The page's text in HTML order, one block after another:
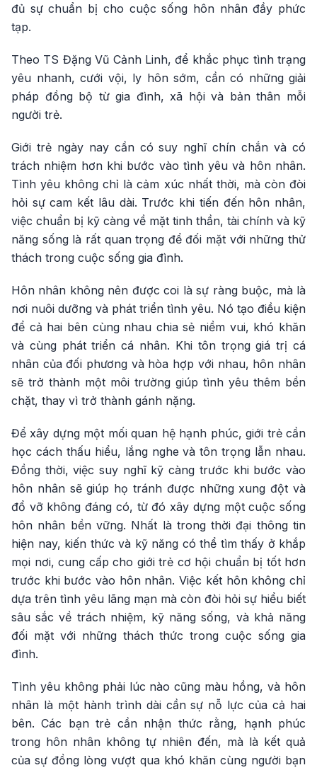
đủ sự chuẩn bị cho cuộc sống hôn nhân đầy phức
tạp.
Theo TS Đặng Vũ Cảnh Linh, để khắc phục tình trạng
yêu nhanh, cưới vội, ly hôn sớm, cần có những giải
pháp đồng bộ từ gia đình, xã hội và bản thân mỗi
người trẻ.
Giới trẻ ngày nay cần có suy nghĩ chín chắn và có
trách nhiệm hơn khi bước vào tình yêu và hôn nhân.
Tình yêu không chỉ là cảm xúc nhất thời, mà còn đòi
hỏi sự cam kết lâu dài. Trước khi tiến đến hôn nhân,
việc chuẩn bị kỹ càng về mặt tinh thần, tài chính và kỹ
năng sống là rất quan trọng để đối mặt với những thử
thách trong cuộc sống gia đình.
Hôn nhân không nên được coi là sự ràng buộc, mà là
nơi nuôi dưỡng và phát triển tình yêu. Nó tạo điều kiện
để cả hai bên cùng nhau chia sẻ niềm vui, khó khăn
và cùng phát triển cá nhân. Khi tôn trọng giá trị cá
nhân của đối phương và hòa hợp với nhau, hôn nhân
sẽ trở thành một môi trường giúp tình yêu thêm bền
chặt, thay vì trở thành gánh nặng.
Để xây dựng một mối quan hệ hạnh phúc, giới trẻ cần
học cách thấu hiểu, lắng nghe và tôn trọng lẫn nhau.
Đồng thời, việc suy nghĩ kỹ càng trước khi bước vào
hôn nhân sẽ giúp họ tránh được những xung đột và
đổ vỡ không đáng có, từ đó xây dựng một cuộc sống
hôn nhân bền vững. Nhất là trong thời đại thông tin
hiện nay, kiến thức và kỹ năng có thể tìm thấy ở khắp
mọi nơi, cung cấp cho giới trẻ cơ hội chuẩn bị tốt hơn
trước khi bước vào hôn nhân. Việc kết hôn không chỉ
dựa trên tình yêu lãng mạn mà còn đòi hỏi sự hiểu biết
sâu sắc về trách nhiệm, kỹ năng sống, và khả năng
đối mặt với những thách thức trong cuộc sống gia
đình.
Tình yêu không phải lúc nào cũng màu hồng, và hôn
nhân là một hành trình dài cần sự nỗ lực của cả hai
bên. Các bạn trẻ cần nhận thức rằng, hạnh phúc
trong hôn nhân không tự nhiên đến, mà là kết quả
của sự đồng lòng vượt qua khó khăn cùng người bạn